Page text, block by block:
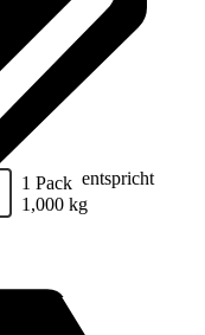
1 Pack entspricht
1,000 kg